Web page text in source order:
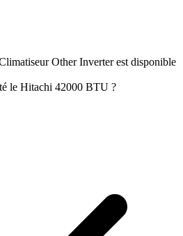
Other Inverter est disponible
le Hitachi 42000 BTU ?